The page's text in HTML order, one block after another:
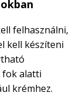
felhasználni,
kell készíteni
fok alatti
krémhez.